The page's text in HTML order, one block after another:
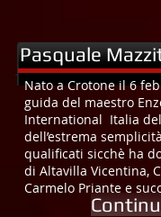
Pasquale
Nato a Crotone il 6
guida del maestro
International Italia del
dell’estrema
qualificati sicchè ha
di Altavilla Vicentina,
Carmelo Priante e